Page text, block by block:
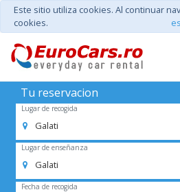
Este sitio utiliza cookies. Al continuar
cookies.
Tu reservacion
Lugar de recogida
Galati
Lugar de enseñanza
Galati
Fecha de recogida